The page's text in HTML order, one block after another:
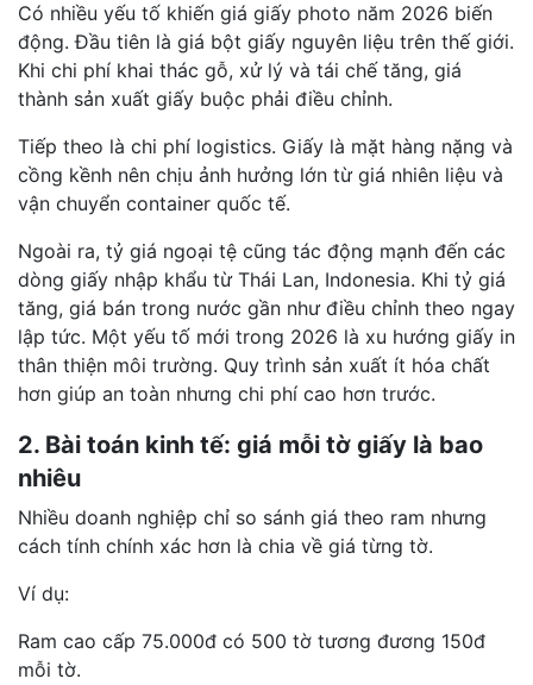
Có nhiều yếu tố khiến giá giấy photo năm 2026 biến
động. Đầu tiên là giá bột giấy nguyên liệu trên thế giới.
Khi chi phí khai thác gỗ, xử lý và tái chế tăng, giá
thành sản xuất giấy buộc phải điều chỉnh.
Tiếp theo là chi phí logistics. Giấy là mặt hàng nặng và
cồng kềnh nên chịu ảnh hưởng lớn từ giá nhiên liệu và
vận chuyển container quốc tế.
Ngoài ra, tỷ giá ngoại tệ cũng tác động mạnh đến các
dòng giấy nhập khẩu từ Thái Lan, Indonesia. Khi tỷ giá
tăng, giá bán trong nước gần như điều chỉnh theo ngay
lập tức. Một yếu tố mới trong 2026 là xu hướng giấy in
thân thiện môi trường. Quy trình sản xuất ít hóa chất
hơn giúp an toàn nhưng chi phí cao hơn trước.
2. Bài toán kinh tế: giá mỗi tờ giấy là bao
nhiêu
Nhiều doanh nghiệp chỉ so sánh giá theo ram nhưng
cách tính chính xác hơn là chia về giá từng tờ.
Ví dụ:
Ram cao cấp 75.000đ có 500 tờ tương đương 150đ
mỗi tờ.